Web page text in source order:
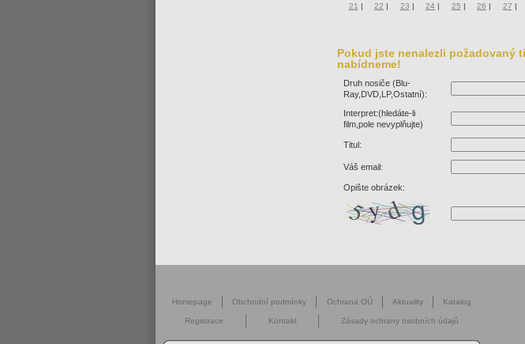
21 | 22 | 23 | 24 | 25 | 26 | 27 |
Pokud jste nenalezli požadovaný
nabídneme!
Druh nosiče (Blu-
Ray,DVD,LP,Ostatní):
Interpret:(hledáte-li
film,pole nevyplňujte)
Titul:
Váš email:
Opište obrázek:
Homepage Obchodní podmínky Ochrana OÚ Aktuality Katalog
Registrace Kontakt Zásady ochrany osobních údajů